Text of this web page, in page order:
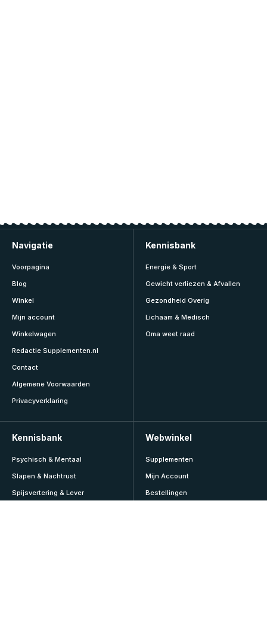
Navigatie
Voorpagina
Blog
Winkel
Mijn account
Winkelwagen
Redactie Supplementen.nl
Contact
Algemene Voorwaarden
Privacyverklaring
Kennisbank
Energie & Sport
Gewicht verliezen & Afvallen
Gezondheid Overig
Lichaam & Medisch
Oma weet raad
Kennisbank
Psychisch & Mentaal
Slapen & Nachtrust
Spijsvertering & Lever
Webwinkel
Supplementen
Mijn Account
Bestellingen